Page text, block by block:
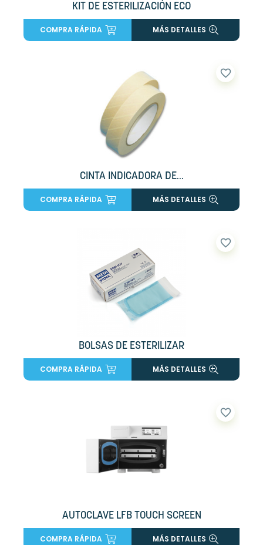
KIT DE ESTERILIZACIÓN ECO
COMPRA RÁPIDA MÁS DETALLES
favorite_border
CINTA INDICADORA DE...
COMPRA RÁPIDA MÁS DETALLES
favorite_border
BOLSAS DE ESTERILIZAR
COMPRA RÁPIDA MÁS DETALLES
favorite_border
AUTOCLAVE LFB TOUCH SCREEN
COMPRA RÁPIDA MÁS DETALLES